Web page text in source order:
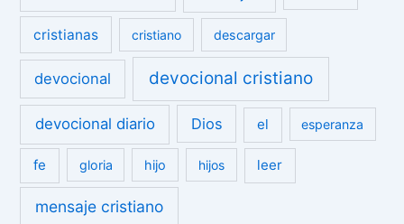
cristianas cristiano descargar
devocional devocional cristiano
devocional diario Dios el esperanza
fe gloria hijo hijos leer
mensaje cristiano